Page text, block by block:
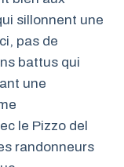
sillonnent une
pas de
battus qui
une
le Pizzo del
randonneurs